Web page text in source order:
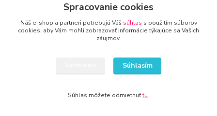
DOM, ZÁHRADA
www.top-nabytok.sk
Spracovanie cookies
Náš e-shop a partneri potrebujú Váš súhlas s použitím súborov
cookies, aby Vám mohli zobrazovať informácie týkajúce sa Vašich
záujmov.
Súhlasím
Súhlas môžete odmietnuťtu.